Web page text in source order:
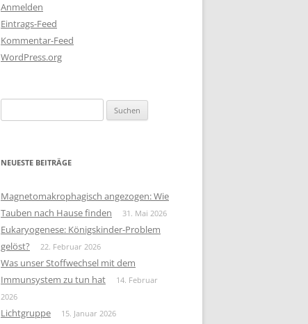
Anmelden
Eintrags-Feed
Kommentar-Feed
WordPress.org
nach:
NEUESTE BEITRÄGE
Magnetomakrophagisch angezogen: Wie
Tauben nach Hause finden
31. Mai 2026
Eukaryogenese: Königskinder-Problem
gelöst?
22. Februar 2026
Was unser Stoffwechsel mit dem
Immunsystem zu tun hat
14. Februar
2026
Lichtgruppe 15. Januar 2026